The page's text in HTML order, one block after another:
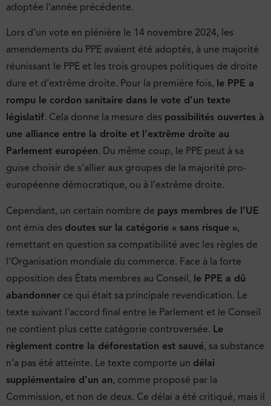
adoptée l’année précédente.
Lors d’un vote en plénière le 14 novembre 2024, les
amendements du PPE avaient été adoptés, à une majorité
réunissant le PPE et les trois groupes politiques de droite
dure et d’extrême droite. Pour la première fois, le PPE a
rompu le cordon sanitaire dans le vote d’un texte
législatif. Cela donne la mesure des possibilités ouvertes à
une alliance entre la droite et l’extrême droite au
Parlement européen. Du même coup, le PPE peut à sa
guise choisir de s’allier aux groupes de la majorité pro-
européenne démocratique, ou à l’extrême droite.
Cependant, un certain nombre de pays membres de l’UE
ont émis des doutes sur la catégorie « sans risque »,
remettant en question sa compatibilité avec les règles de
l’Organisation mondiale du commerce. Face à la forte
opposition des États membres au Conseil, le PPE a dû
abandonner ce qui était sa principale revendication. Le
texte suivant l’accord final entre le Parlement et le Conseil
ne contient plus cette catégorie controversée. Le
règlement contre la déforestation est sauvé, sa substance
n’a pas été atteinte. Le texte comporte un délai
supplémentaire d’un an, comme proposé par la
Commission, et non de deux. Ce délai a été critiqué, mais il